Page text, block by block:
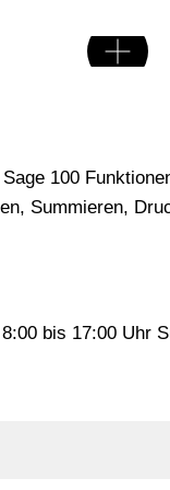
100
Summieren,
bis 17:00 Uhr